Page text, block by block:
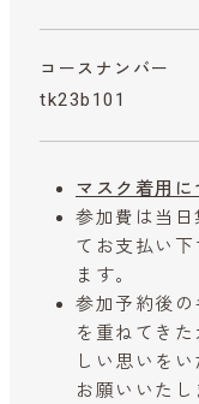
コースナンバー
tk23b101
マスク着用に
参加費は当
てお支払い
ます。
参加予約後
を重ねてき
しい思いを
お願いいたし